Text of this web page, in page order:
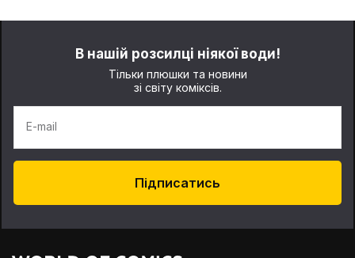
В нашій розсилці ніякої води!
Тільки плюшки та новини
зі світу коміксів.
E-mail
Підписатись